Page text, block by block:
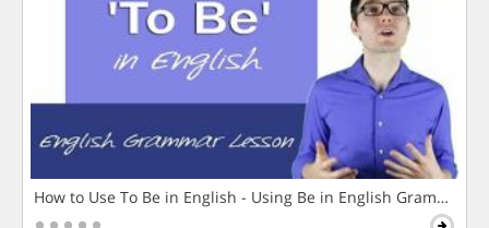
How to Use To Be in English - Using Be in English Grammar